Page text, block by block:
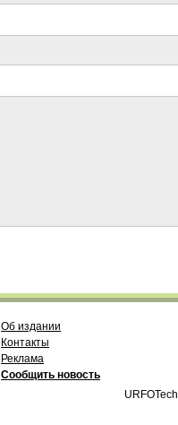
Об издании
Контакты
Реклама
Сообщить новость